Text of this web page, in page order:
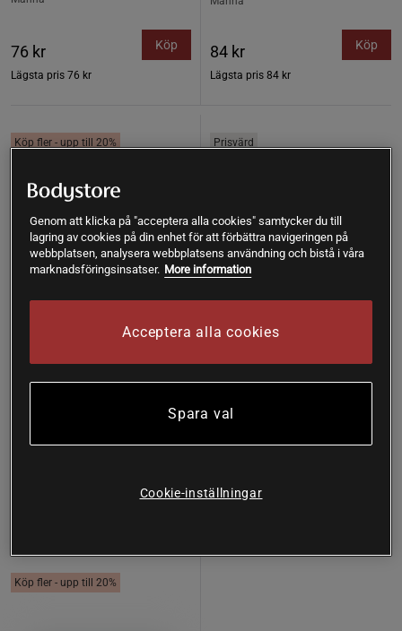
76 kr
Lägsta pris 76 kr
Köp 84 kr
Lägsta pris 84 kr
Köp
Köp fler - upp till 20%
Weleda
Köp
Prisvärd
127 kr
Köp fler - upp till 20%
Genom att klicka på "acceptera alla cookies" samtycker du till
lagring av cookies på din enhet för att förbättra navigeringen på
webbplatsen, analysera webbplatsens användning och bistå i våra
marknadsföringsinsatser. More information
Acceptera alla cookies
Spara val
Cookie-inställningar